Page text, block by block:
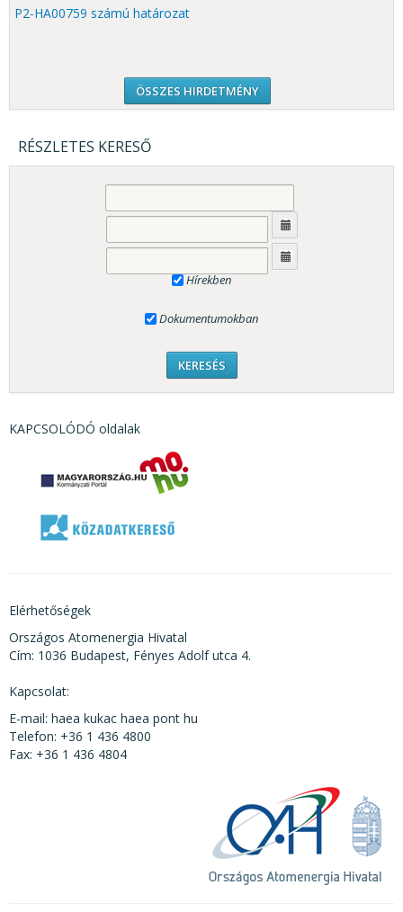
P2-HA00759 számú határozat
ÖSSZES HIRDETMÉNY
RÉSZLETES KERESŐ
Hírekben
Dokumentumokban
KAPCSOLÓDÓ oldalak
Elérhetőségek
Országos Atomenergia Hivatal
Cím: 1036 Budapest, Fényes Adolf utca 4.
Kapcsolat:
E-mail: haea kukac haea pont hu
Telefon: +36 1 436 4800
Fax: +36 1 436 4804